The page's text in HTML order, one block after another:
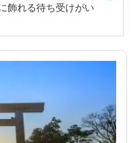
飾れる待ち受けがい